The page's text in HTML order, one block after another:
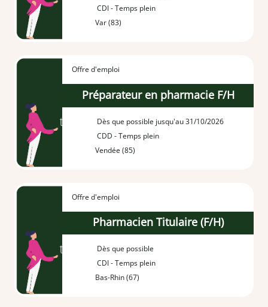
CDI - Temps plein
Var (83)
Offre d'emploi
Préparateur en pharmacie F/H
Dès que possible jusqu'au 31/10/2026
CDD - Temps plein
Vendée (85)
Offre d'emploi
Pharmacien Titulaire (F/H)
Dès que possible
CDI - Temps plein
Bas-Rhin (67)